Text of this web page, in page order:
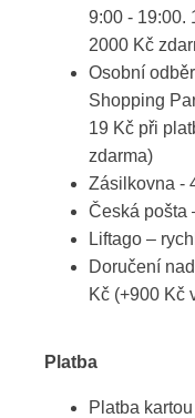
9:00 - 19:00.
2000 Kč
Osobní
Shopping
19 Kč při
zdarma)
Zásilkovna -
Česká pošta
Liftago –
Doručení
Kč (+900 Kč
Platba
Platba